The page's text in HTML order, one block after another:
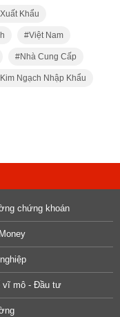
Xuất Khẩu
Việt Nam
Nhà Cung Cấp
Kim Ngạch Nhập Khẩu
chứng khoán
vĩ mô - Đầu tư